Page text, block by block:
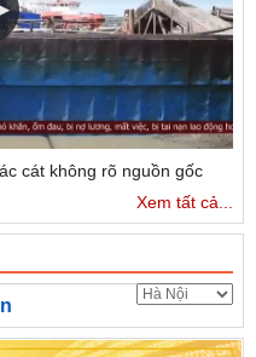
cát không rõ nguồn gốc
Xem tất cả...